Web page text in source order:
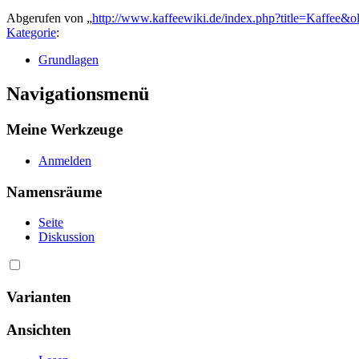
Abgerufen von „http://www.kaffeewiki.de/
Kategorie:
Grundlagen
Navigationsmenü
Meine Werkzeuge
Anmelden
Namensräume
Seite
Diskussion
Varianten
Ansichten